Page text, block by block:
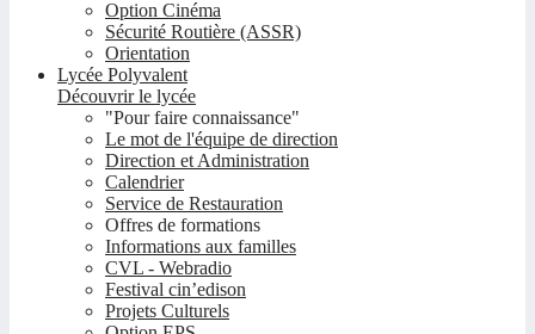
Option Cinéma
Sécurité Routière (ASSR)
Orientation
Lycée Polyvalent
Découvrir le lycée
"Pour faire connaissance"
Le mot de l'équipe de direction
Direction et Administration
Calendrier
Service de Restauration
Offres de formations
Informations aux familles
CVL - Webradio
Festival cin’edison
Projets Culturels